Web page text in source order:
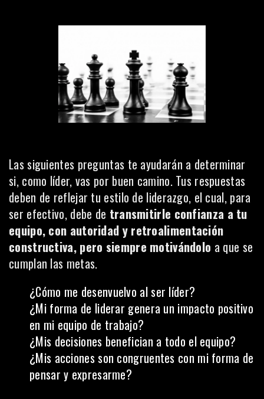
Las siguientes preguntas te ayudarán a determinar
si, como líder, vas por buen camino. Tus respuestas
deben de reflejar tu estilo de liderazgo, el cual, para
ser efectivo, debe de transmitirle confianza a tu
equipo, con autoridad y retroalimentación
constructiva, pero siempre motivándolo a que se
cumplan las metas.
¿Cómo me desenvuelvo al ser líder?
¿Mi forma de liderar genera un impacto positivo
en mi equipo de trabajo?
¿Mis decisiones benefician a todo el equipo?
¿Mis acciones son congruentes con mi forma de
pensar y expresarme?